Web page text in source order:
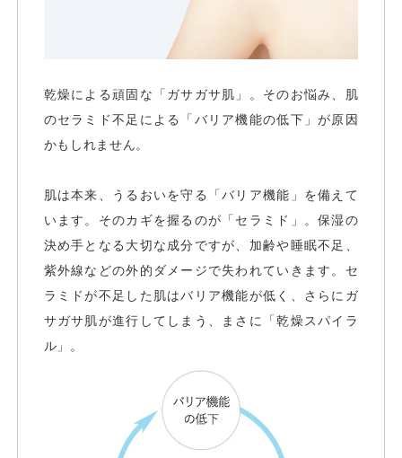
乾燥による頑固な「ガサガサ肌」。そのお悩み、肌
のセラミド不足による「バリア機能の低下」が原因
かもしれません。
肌は本来、うるおいを守る「バリア機能」を備えて
います。そのカギを握るのが「セラミド」。保湿の
決め手となる大切な成分ですが、加齢や睡眠不足、
紫外線などの外的ダメージで失われていきます。セ
ラミドが不足した肌はバリア機能が低く、さらにガ
サガサ肌が進行してしまう、まさに「乾燥スパイラ
ル」。